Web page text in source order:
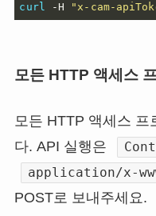
curl -H "x-cam-
모든 HTTP 액세스
모든 HTTP 액세스 프
다. API 실행은
application/x-
POST로 보내주세요.